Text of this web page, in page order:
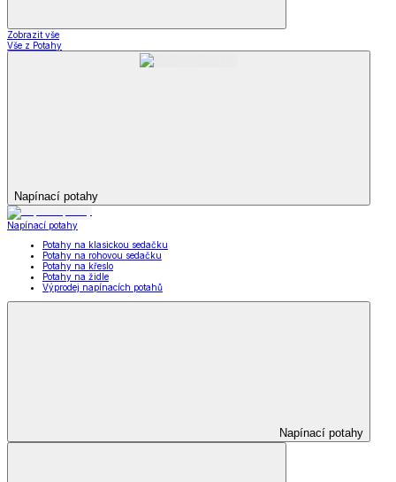
Zobrazit vše
Vše z Potahy
Napínací potahy
Napínací potahy
Potahy na klasickou sedačku
Potahy na rohovou sedačku
Potahy na křeslo
Potahy na židle
Výprodej napínacích potahů
Napínací potahy